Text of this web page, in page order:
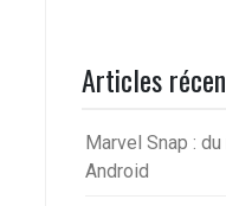
Articles
Marvel Snap :
Android